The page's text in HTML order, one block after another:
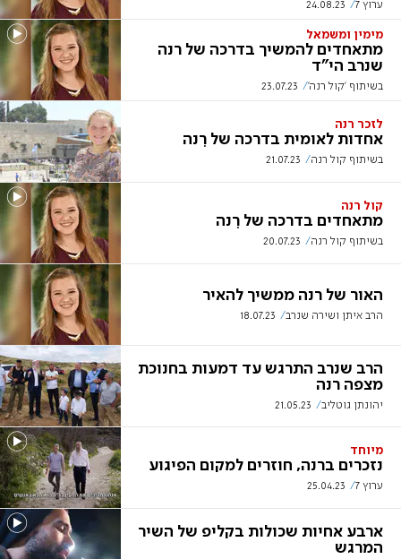
ערוץ 7 24.08.23
מימין ומשמאל
מתאחדים להמשיך בדרכה של רנה
שנרב הי"ד
בשיתוף 'קול רנה' 23.07.23
לזכר רנה
אחדות לאומית בדרכה של רִנה
בשיתוף קול רנה 21.07.23
קול רנה
מתאחדים בדרכה של רִנה
בשיתוף קול רנה 20.07.23
האור של רנה ממשיך להאיר
הרב איתן ושירה שנרב 18.07.23
הרב שנרב התרגש עד דמעות בחנוכת
מצפה רנה
יהונתן גוטליב 21.05.23
מיוחד
נזכרים ברנה, חוזרים למקום הפיגוע
ערוץ 7 25.04.23
ארבע אחיות שכולות בקליפ של השיר
המרגש